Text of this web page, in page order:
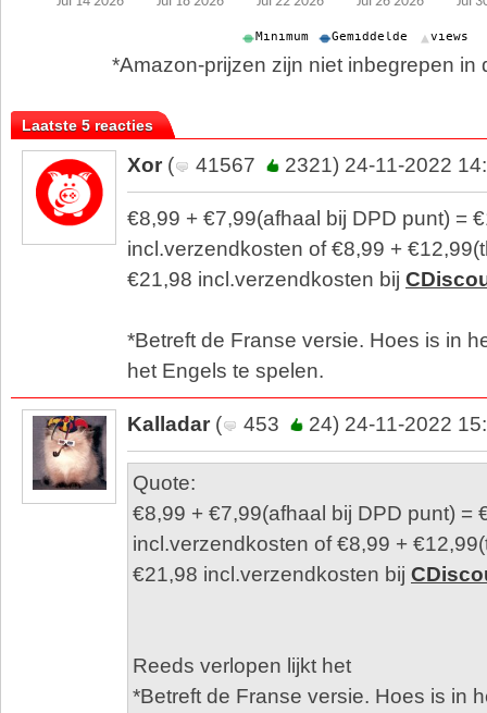
*Amazon-prijzen zijn niet inbegrepen in
Laatste 5 reacties
Xor ( 41567 2321) 24-11-2022
€8,99 + €7,99(afhaal bij DPD punt) =
incl.verzendkosten of €8,99 +
€21,98 incl.verzendkosten bij
*Betreft de Franse versie. Hoes is in
het Engels te spelen.
Kalladar ( 453 24) 24-11-2022
Quote:
€8,99 + €7,99(afhaal bij DPD punt) =
incl.verzendkosten of €8,99 +
€21,98 incl.verzendkosten bij
Reeds verlopen lijkt het
*Betreft de Franse versie. Hoes is in